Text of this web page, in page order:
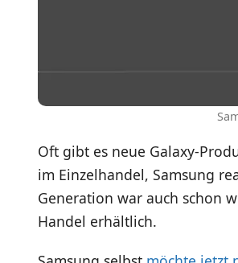
Oft gibt es neue Galaxy-
im Einzelhandel, Samsung
Generation war auch schon
Handel erhältlich.